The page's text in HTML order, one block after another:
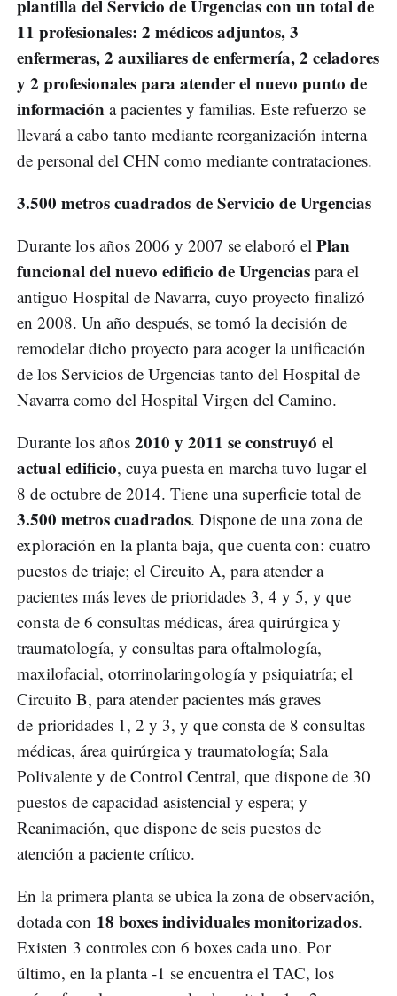
plantilla del Servicio de Urgencias con un total de
11 profesionales: 2 médicos adjuntos, 3
enfermeras, 2 auxiliares de enfermería, 2 celadores
y 2 profesionales para atender el nuevo punto de
información a pacientes y familias. Este refuerzo se
llevará a cabo tanto mediante reorganización interna
de personal del CHN como mediante contrataciones.
3.500 metros cuadrados de Servicio de Urgencias
Durante los años 2006 y 2007 se elaboró el Plan
funcional del nuevo edificio de Urgencias para el
antiguo Hospital de Navarra, cuyo proyecto finalizó
en 2008. Un año después, se tomó la decisión de
remodelar dicho proyecto para acoger la unificación
de los Servicios de Urgencias tanto del Hospital de
Navarra como del Hospital Virgen del Camino.
Durante los años 2010 y 2011 se construyó el
actual edificio, cuya puesta en marcha tuvo lugar el
8 de octubre de 2014. Tiene una superficie total de
3.500 metros cuadrados. Dispone de una zona de
exploración en la planta baja, que cuenta con: cuatro
puestos de triaje; el Circuito A, para atender a
pacientes más leves de prioridades 3, 4 y 5, y que
consta de 6 consultas médicas, área quirúrgica y
traumatología, y consultas para oftalmología,
maxilofacial, otorrinolaringología y psiquiatría; el
Circuito B, para atender pacientes más graves
de prioridades 1, 2 y 3, y que consta de 8 consultas
médicas, área quirúrgica y traumatología; Sala
Polivalente y de Control Central, que dispone de 30
puestos de capacidad asistencial y espera; y
Reanimación, que dispone de seis puestos de
atención a paciente crítico.
En la primera planta se ubica la zona de observación,
dotada con 18 boxes individuales monitorizados.
Existen 3 controles con 6 boxes cada uno. Por
último, en la planta -1 se encuentra el TAC, los